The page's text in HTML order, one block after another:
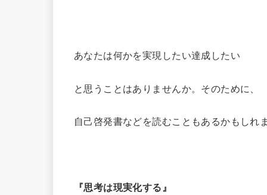
あなたは何かを実現したい達成したい
と思うことはありませんか。そのために、
自己啓発書などを読むこともあるかもしれ
『思考は現実化する』